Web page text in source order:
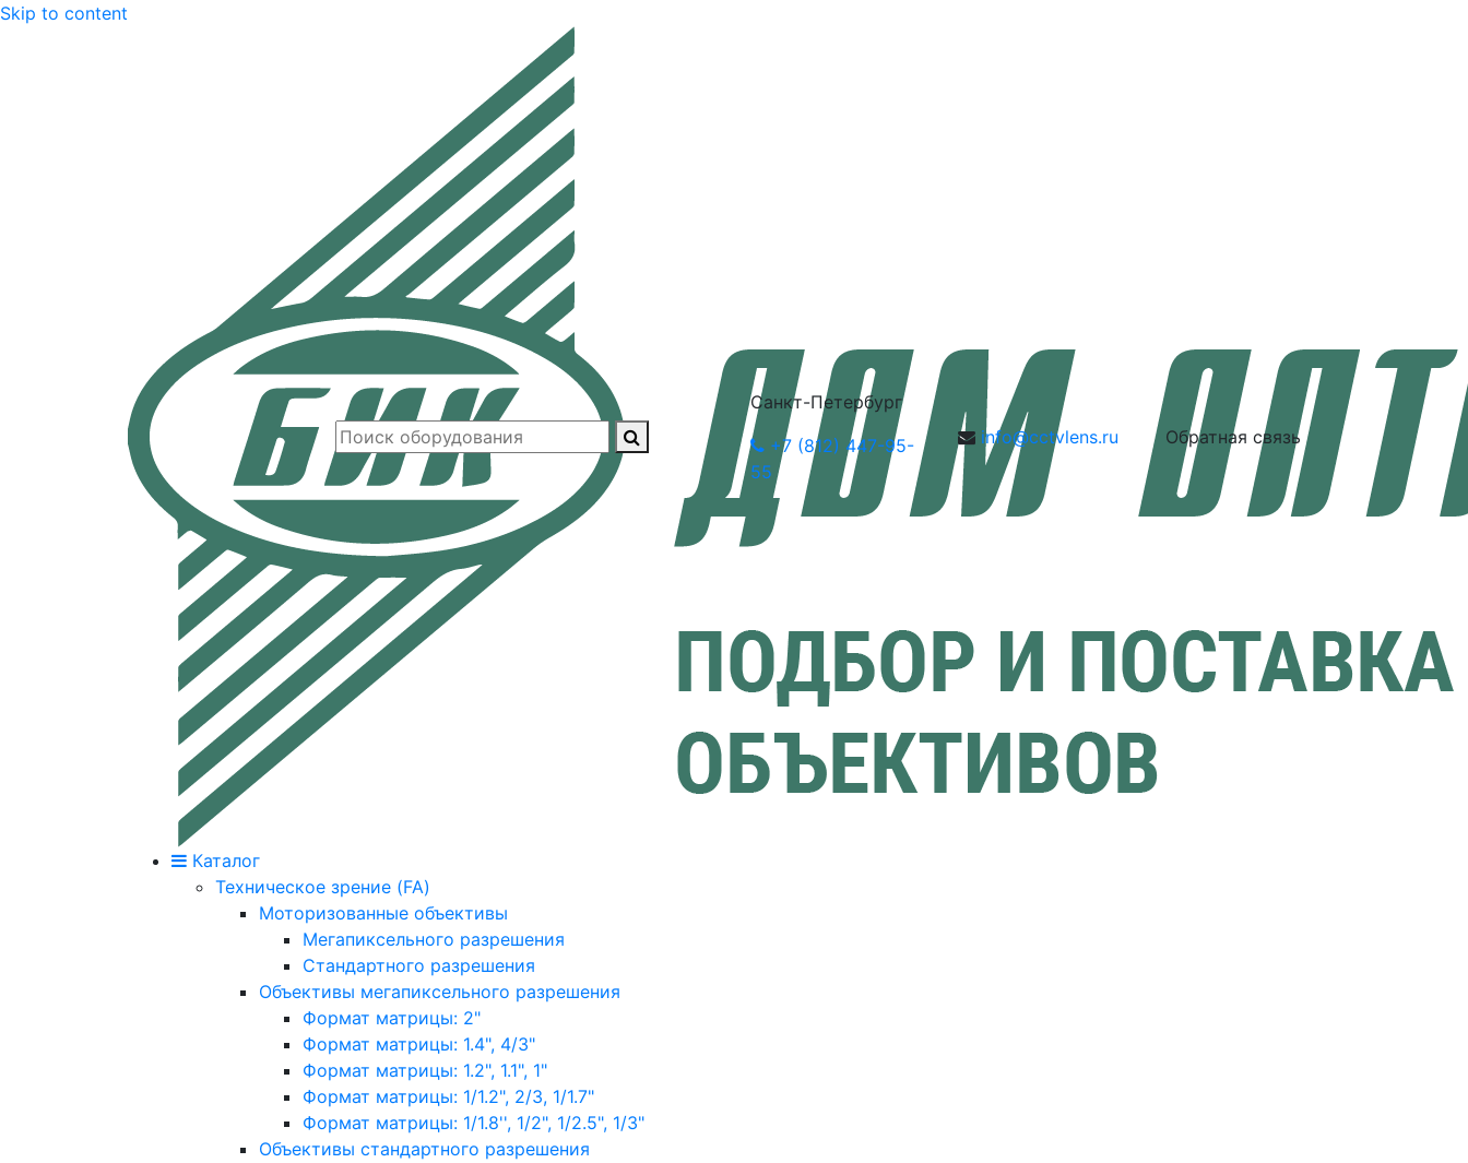
Skip to content
Санкт-Петербург
+7 (812) 447-95-
55
info@cctvlens.ru Обратная связь
Каталог
Техническое зрение (FA)
Моторизованные объективы
Мегапиксельного разрешения
Стандартного разрешения
Объективы мегапиксельного разрешения
Формат матрицы: 2"
Формат матрицы: 1.4", 4/3"
Формат матрицы: 1.2", 1.1", 1"
Формат матрицы: 1/1.2", 2/3, 1/1.7"
Формат матрицы: 1/1.8'', 1/2", 1/2.5", 1/3"
Объективы стандартного разрешения